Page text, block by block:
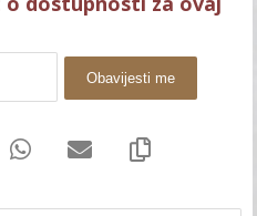
Obavijesti me